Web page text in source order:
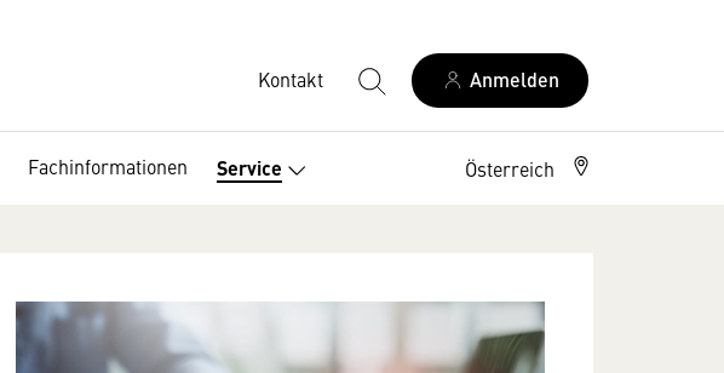
Kontakt Anmelden
Fachinformationen Service Österreich